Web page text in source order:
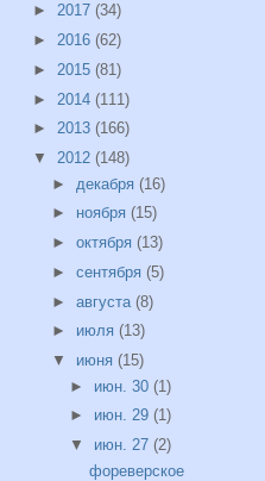
► 2017 (34)
► 2016 (62)
► 2015 (81)
► 2014 (111)
► 2013 (166)
▼ 2012 (148)
► декабря (16)
► ноября (15)
► октября (13)
► сентября (5)
► августа (8)
► июля (13)
▼ июня (15)
► июн. 30(1)
► июн. 29(1)
▼ июн. 27(2)
фореверское